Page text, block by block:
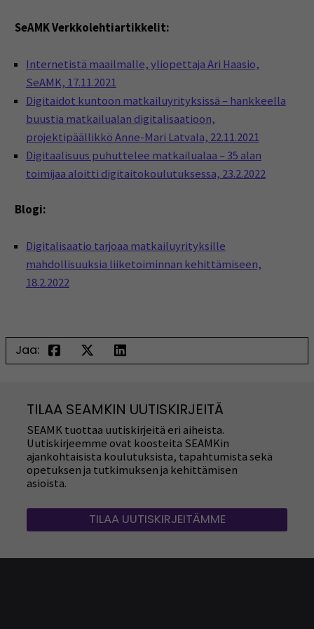
SeAMK Verkkolehtiartikkelit:
Internetistä maailmalle, yliopettaja Ari Haasio,
SeAMK, 17.11.2021
Digitaidot kuntoon matkailuyrityksissä – hankkeella
buustia matkailualan digitalisaatioon,
projektipäällikkö Anne-Mari Latvala, 22.11.2021
Digitaalisuus puhuttelee matkailualaa – 35 alan
toimijaa aloitti digitaitokoulutuksessa, 23.2.2022
Blogi:
Digitalisaatio tarjoaa matkailuyrityksille
mahdollisuuksia liiketoiminnan kehittämiseen,
18.2.2022
Jaa:
TILAA SEAMKIN UUTISKIRJEITÄ
SEAMK tuottaa uutiskirjeitä eri aiheista.
Uutiskirjeemme ovat koosteita SEAMKin
ajankohtaisista koulutuksista, tapahtumista sekä
opetuksen ja tutkimuksen ja kehittämisen
asioista.
TILAA UUTISKIRJEITÄMME